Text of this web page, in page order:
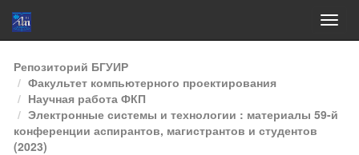
Skip
navigation
Репозиторий БГУИР
Факультет компьютерного проектирования
Научная работа ФКП
Электронные системы и технологии : материалы 59-й
конференции аспирантов, магистрантов и студентов
(2023)